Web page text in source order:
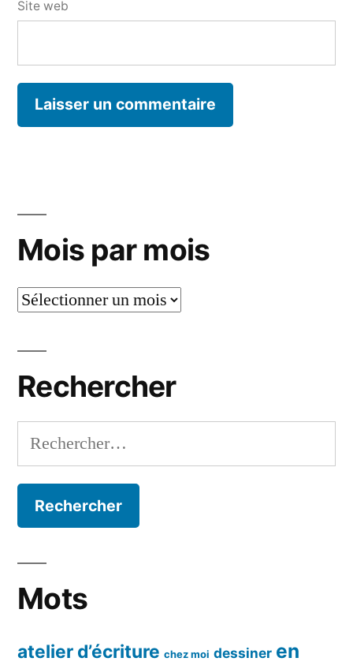
Site web
Mois par mois
Mois
Rechercher
Rechercher :
Mots
atelier d’écriture chez moi dessiner en